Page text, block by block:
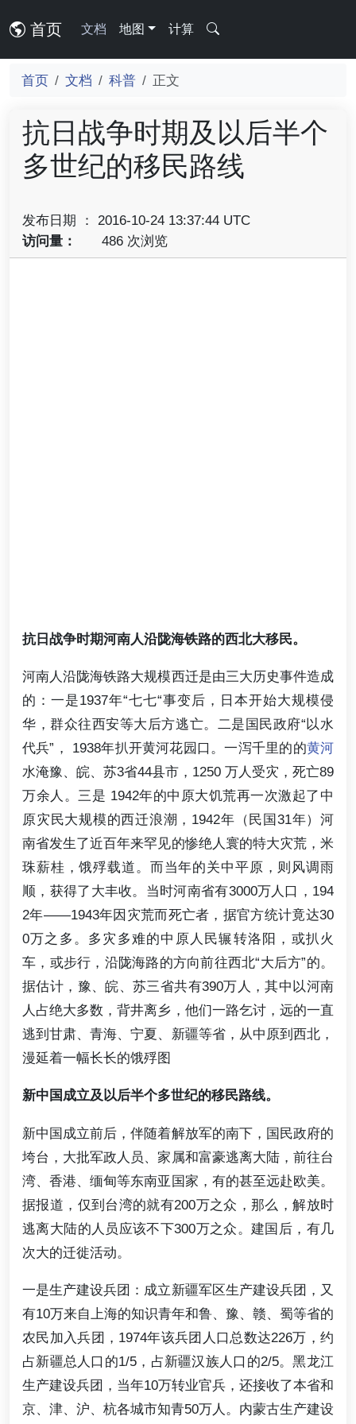
首页 文档 地图 计算
首页 文档 科普 正文
抗日战争时期及以后半个
多世纪的移民路线
发布日期 ： 2016-10-24 13:37:44 UTC
访问量：
486 次浏览
抗日战争时期河南人沿陇海铁路的西北大移民。
河南人沿陇海铁路大规模西迁是由三大历史事件造成
的：一是1937年“七七“事变后，日本开始大规模侵
华，群众往西安等大后方逃亡。二是国民政府“以水
代兵”， 1938年扒开黄河花园口。一泻千里的的黄河
水淹豫、皖、苏3省44县市，1250 万人受灾，死亡89
万余人。三是 1942年的中原大饥荒再一次激起了中
原灾民大规模的西迁浪潮，1942年（民国31年）河
南省发生了近百年来罕见的惨绝人寰的特大灾荒，米
珠薪桂，饿殍载道。而当年的关中平原，则风调雨
顺，获得了大丰收。当时河南省有3000万人口，194
2年——1943年因灾荒而死亡者，据官方统计竟达30
0万之多。多灾多难的中原人民辗转洛阳，或扒火
车，或步行，沿陇海路的方向前往西北“大后方”的。
据估计，豫、皖、苏三省共有390万人，其中以河南
人占绝大多数，背井离乡，他们一路乞讨，远的一直
逃到甘肃、青海、宁夏、新疆等省，从中原到西北，
漫延着一幅长长的饿殍图
新中国成立及以后半个多世纪的移民路线。
新中国成立前后，伴随着解放军的南下，国民政府的
垮台，大批军政人员、家属和富豪逃离大陆，前往台
湾、香港、缅甸等东南亚国家，有的甚至远赴欧美。
据报道，仅到台湾的就有200万之众，那么，解放时
逃离大陆的人员应该不下300万之众。建国后，有几
次大的迁徙活动。
一是生产建设兵团：成立新疆军区生产建设兵团，又
有10万来自上海的知识青年和鲁、豫、赣、蜀等省的
农民加入兵团，1974年该兵团人口总数达226万，约
占新疆总人口的1/5，占新疆汉族人口的2/5。黑龙江
生产建设兵团，当年10万转业官兵，还接收了本省和
京、津、沪、杭各城市知青50万人。内蒙古生产建设